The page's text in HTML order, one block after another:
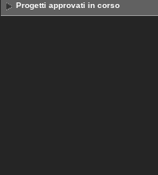
Progetti approvati in corso